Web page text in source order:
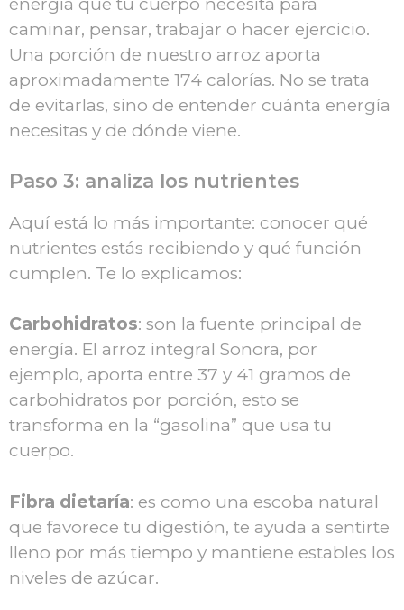
energía que tu cuerpo necesita para
caminar, pensar, trabajar o hacer ejercicio.
Una porción de nuestro arroz aporta
aproximadamente 174 calorías. No se trata
de evitarlas, sino de entender cuánta energía
necesitas y de dónde viene.
Paso 3: analiza los nutrientes
Aquí está lo más importante: conocer qué
nutrientes estás recibiendo y qué función
cumplen. Te lo explicamos:
Carbohidratos: son la fuente principal de
energía. El arroz integral Sonora, por
ejemplo, aporta entre 37 y 41 gramos de
carbohidratos por porción, esto se
transforma en la “gasolina” que usa tu
cuerpo.
Fibra dietaría: es como una escoba natural
que favorece tu digestión, te ayuda a sentirte
lleno por más tiempo y mantiene estables los
niveles de azúcar.